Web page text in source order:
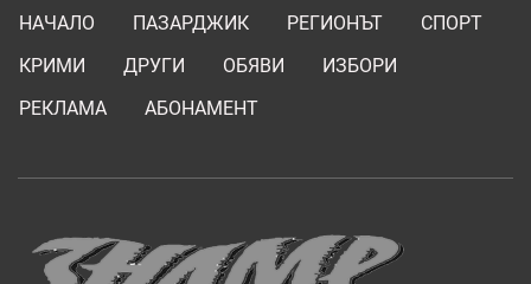
НАЧАЛО ПАЗАРДЖИК РЕГИОНЪТ
СПОРТ
КРИМИ
ДРУГИ ОБЯВИ
ИЗБОРИ
РЕКЛАМА
АБОНАМЕНТ